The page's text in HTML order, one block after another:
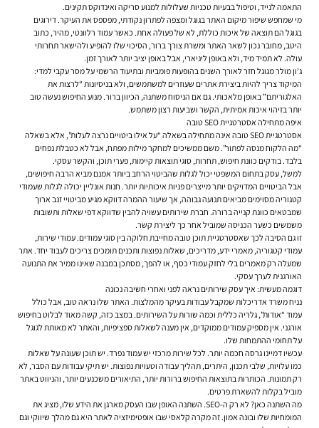
התאמה לנייד, וטיפול בבעיות טכניות שעלולות למנוע סריקה ואינדוקס תקינים.
מי שמחפש שיפור מיקום האתר בגוגל ומצפה לפתרון נקודתי, מפספס את העיקר. דירוגים
בגוגל הם תוצאה של איכות כוללת, לא של פעולה אחת. כאשר עמוד רלוונטי, מהיר, כתוב
היטב, מחובר נכון לשאר האתר ומשרת צורך ברור, הסיכוי שלו להופיע ולהישאר תחרותי
עולה. לא תמיד מיד, ולא באופן ליניארי, אבל באופן יציב יותר לאורך זמן.
ג'ון מולר מגוגל חזר לאורך השנים בהופעות פומביות ובתיעוד הרשמי על מסר עקבי למדי:
המיקוד צריך להיות ביצירת אתרים שעוזרים למשתמשים, ולא בניסיונות “לרצות את
האלגוריתם” באופן מלאכותי. גם אם הניסוח משתנה, הכיוון ברור. מנוע החיפוש נעשה טוב
יותר בזיהוי איכות אמיתית, הקשר ושביעות רצון משתמש.
איפה מתחילה אסטרטגיית SEO טובה
אסטרטגיית SEO טובה אינה מתחילה בשאלה “על אילו ביטויים נרצה לעלות”, אלא בשאלה
“מה הלקוח מנסה לפתור”. משם ממשיכים למחקר מילות מפתח, אבל לא כטבלת נפחים
בלבד. בודקים כוונת חיפוש, תחרות, סוגי תוצאות קיימות, פערי תוכן, והקשר עסקי.
למשל, עסק בתחום המשפטי יכול לגלות שהביטוי הרחב ביותר אמנם מביא הרבה חיפושים,
אבל הביטויים המדויקים יותר מייצרים פניות איכותיות יותר. חנות אונליין יכולה לגלות שעמודי
קטגוריה מסוימים מביאים תנועה גבוהה, אך שיעור ההמרה דווקא מגיע מביטויי זנב ארוך
שמבטאים כוונת קנייה ברורה. חברת שירותים עשויה להבין שדווקא דפי שאלות ותשובות
משמשים כשער הכניסה שמוביל אחר כך ליצירת קשר.
זו גם הסיבה לכך שאסטרטגיית תוכן טובה מחייבת חלוקה בין סוגי עמודים. עמודי שירות,
עמודי קטגוריה, מאמרי ידע, מדריכים, שאלות נפוצות ותכנים תומכים צריכים לעבוד יחד. אתר
שמעלה רק מאמרים בלי לחזק עמודי כסף, או להפך, מסתכן במבנה שאינו ממיר את התנועה
האורגנית לערך עסקי.
דוגמה מעשית: איך עסק שירותים נראה לפני ואחרי חשיבה נכונה
נניח משרד אדריכלות שמקבל עבודות בעיקר מהמלצות. האתר שלו נראה טוב, אבל כולל
עמוד “אודות”, גלריה כללית וכמה שורות על השירותים. במצב כזה, קשה מאוד לבלוט בחיפוש
אורגני. אין מספיק עמודים ממוקדים, אין מענה לשאלות ספציפיות, והאתר לא מאותת לגוגל
על תחומי ההתמחות שלו.
עכשיו דמיינו גרסה חכמה יותר. לכל שירות מרכזי יש עמוד נפרד. יש תוכן שעונה על שאלות
כמו עלויות, שלבי תכנון, היתרים, תהליך עבודה וטעויות נפוצות. יש תיקי עבודות עם הסבר, לא
רק תמונות. הכותרות בתוצאות החיפוש ברורות יותר, התיאורים משכנעים יותר, והניווט באתר
מוביל בקלות להשארת פרטים.
מה השתנה כאן? לא רק ה-SEO. השתנה האופן שבו העסק מארגן את הידע שלו, מציג את
המומחיות שלו ובונה אמון. זה מקרה קלאסי שבו אופטימיזציה לאתר היא גם מהלך שיווקי וגם